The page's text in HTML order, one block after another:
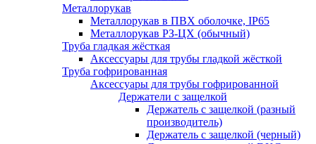
Металлорукав
Металлорукав в ПВХ оболочке, IP65
Металлорукав РЗ-ЦХ (обычный)
Труба гладкая жёсткая
Аксессуары для трубы гладкой жёсткой
Труба гофрированная
Аксессуары для трубы гофрированной
Держатели с защелкой
Держатель с защелкой (разный
производитель)
Держатель с защелкой (черный)